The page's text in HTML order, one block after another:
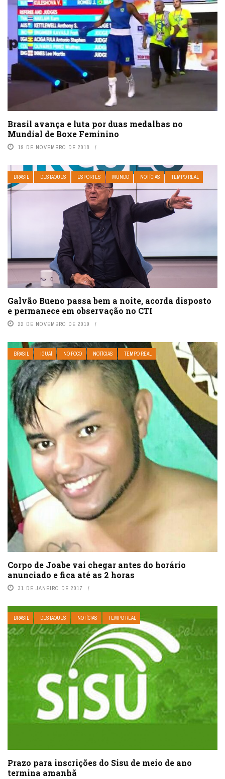
Brasil avança e luta por duas medalhas no
Mundial de Boxe Feminino
19 DE NOVEMBRO DE 2018
BRASIL DESTAQUES ESPORTES MUNDO NOTÍCIAS TEMPO REAL
Galvão Bueno passa bem a noite, acorda disposto
e permanece em observação no CTI
22 DE NOVEMBRO DE 2019
BRASIL IGUAÍ NO FOCO NOTÍCIAS TEMPO REAL
Corpo de Joabe vai chegar antes do horário
anunciado e fica até as 2 horas
31 DE JANEIRO DE 2017
BRASIL DESTAQUES NOTÍCIAS TEMPO REAL
Prazo para inscrições do Sisu de meio de ano
termina amanhã